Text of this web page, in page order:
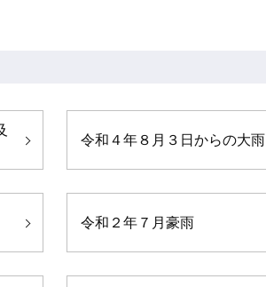
令和４年８月３日からの大雨
令和２年７月豪雨